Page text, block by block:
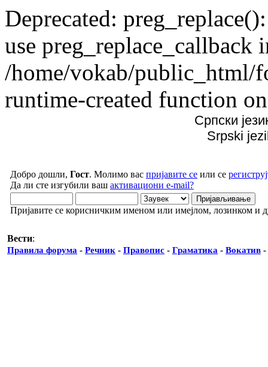
Deprecated:
use preg_replace_callback
/home/vokab/public_html/
runtime-created function
Српски
Srpski
Добро дошли, Гост. Молимо вас пријавите се или се
Да ли сте изгубили ваш активациони e-mail?
Пријавите се корисничким именом или имејлом, лозинком и
Вести:
Правила форума - Речник - Правопис - Граматика - Вокатив -